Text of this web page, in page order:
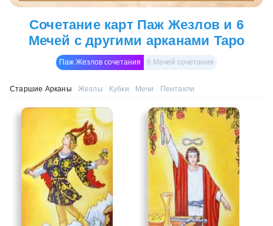
Сочетание карт Паж Жезлов и 6
Мечей с другими арканами Таро
Паж Жезлов сочетания 6 Мечей сочетания
Старшие Арканы Жезлы Кубки Мечи Пентакли